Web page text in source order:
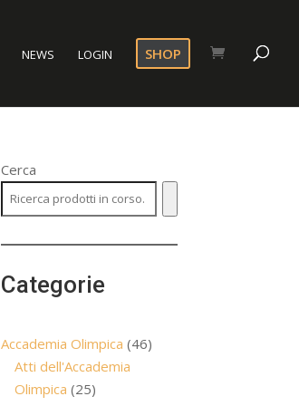
NEWS LOGIN SHOP
Cerca
Categorie
Accademia Olimpica 4646
Atti dell'Accademia
Olimpica 2525